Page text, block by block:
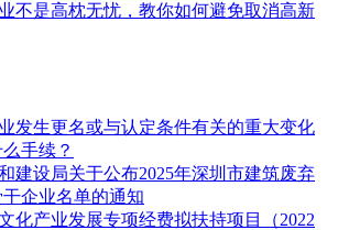
不是高枕无忧，教你如何避免取消高新
发生更名或与认定条件有关的重大变化
手续？
建设局关于公布2025年深圳市建筑废弃
企业名单的通知
化产业发展专项经费拟扶持项目（2022